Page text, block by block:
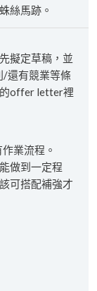
絲馬跡。
擬定草稿，並
/還有競業等條
offer letter裡
業流程。
做到一定程
可搭配補強才